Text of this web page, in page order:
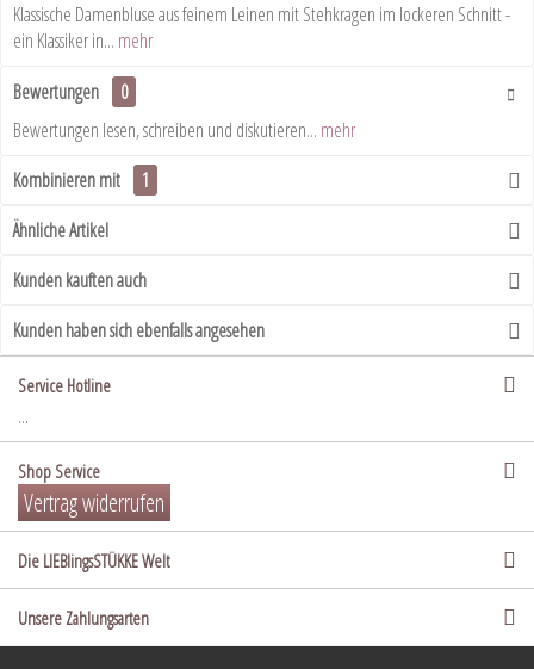
Klassische Damenbluse aus feinem Leinen mit Stehkragen im lockeren Schnitt -
ein Klassiker in... mehr
Bewertungen
0
Bewertungen lesen, schreiben und diskutieren... mehr
Kombinieren mit
1
Ähnliche Artikel
Kunden kauften auch
Kunden haben sich ebenfalls angesehen
Service Hotline
...
Shop Service
Vertrag widerrufen
Die LIEBlingsSTÜKKE Welt
Unsere Zahlungsarten